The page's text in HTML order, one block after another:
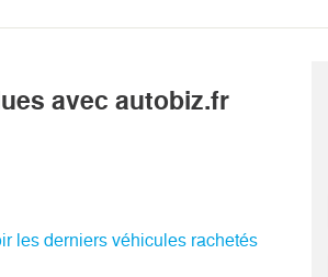
avec autobiz.fr
les derniers véhicules rachetés